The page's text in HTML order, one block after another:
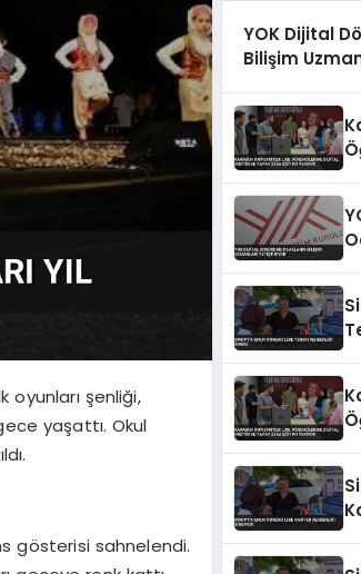
oyunları şenliği,
yaşattı. Okul
gösterisi sahnelendi.
YOK Dijital
Bilişim